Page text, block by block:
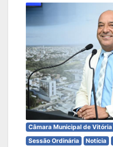
Câmara Municipal de
Sessão Ordinária
Notícia